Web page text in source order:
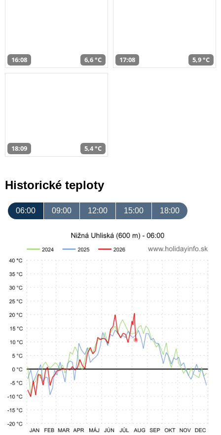
16:08 6,6 °C 17:08 5,9 °C
18:09 5,4 °C
Historické teploty
06:00 09:00 12:00 15:00 18:00